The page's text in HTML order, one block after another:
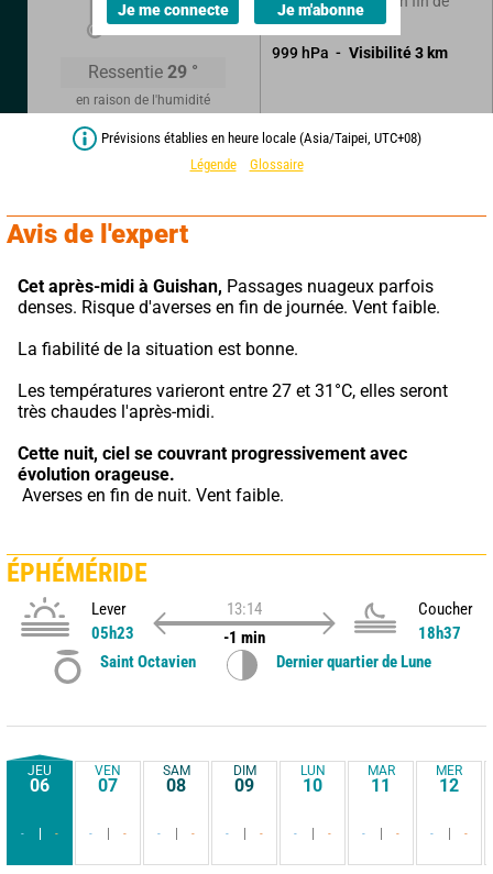
26°
Ressentie 29 °
en raison de l'humidité
nuit.
999 hPa Visibilité 3 km
Je me connecte Je m'abonne
Prévisions établies en heure locale (Asia/Taipei, UTC+08)
Légende
Glossaire
Avis de l'expert
Cet après-midi à Guishan, Passages nuageux parfois
denses. Risque d'averses en fin de journée. Vent faible.
La fiabilité de la situation est bonne.
Les températures varieront entre 27 et 31°C, elles seront
très chaudes l'après-midi.
Cette nuit, ciel se couvrant progressivement avec
évolution orageuse.
Averses en fin de nuit. Vent faible.
ÉPHÉMÉRIDE
Lever
05h23
13:14
-1 min
Coucher
18h37
Saint Octavien
Dernier quartier de Lune
JEU
06
- -
VEN
07
- -
SAM
08
- -
DIM
09
- -
LUN
10
- -
MAR
11
- -
MER
12
- -